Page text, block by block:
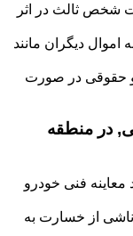
شخص ثالث در اثر
دیگران مانند
حقوقی در صورت
در منطقه
معاینه فنی خودرو
ناشی از خسارت به